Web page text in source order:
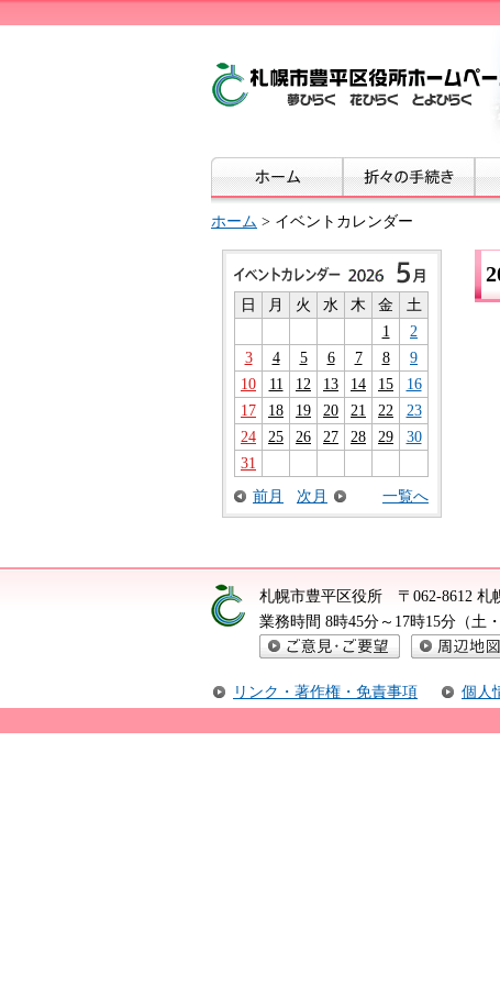
ホーム > イベントカレンダー
日 月 火 水 木 金
土
1
2
3
4 5 6 7 8
9
10
11 12 13 14 15
16
17
18 19 20 21 22
23
24
25 26 27 28 29
30
31
前月
次月 一覧へ
札幌市豊平区役所 〒062-8612 札
業務時間 8時45分～17時15分（土
ご意見・ご要望
周辺地図
リンク・著作権・免責事項 個人